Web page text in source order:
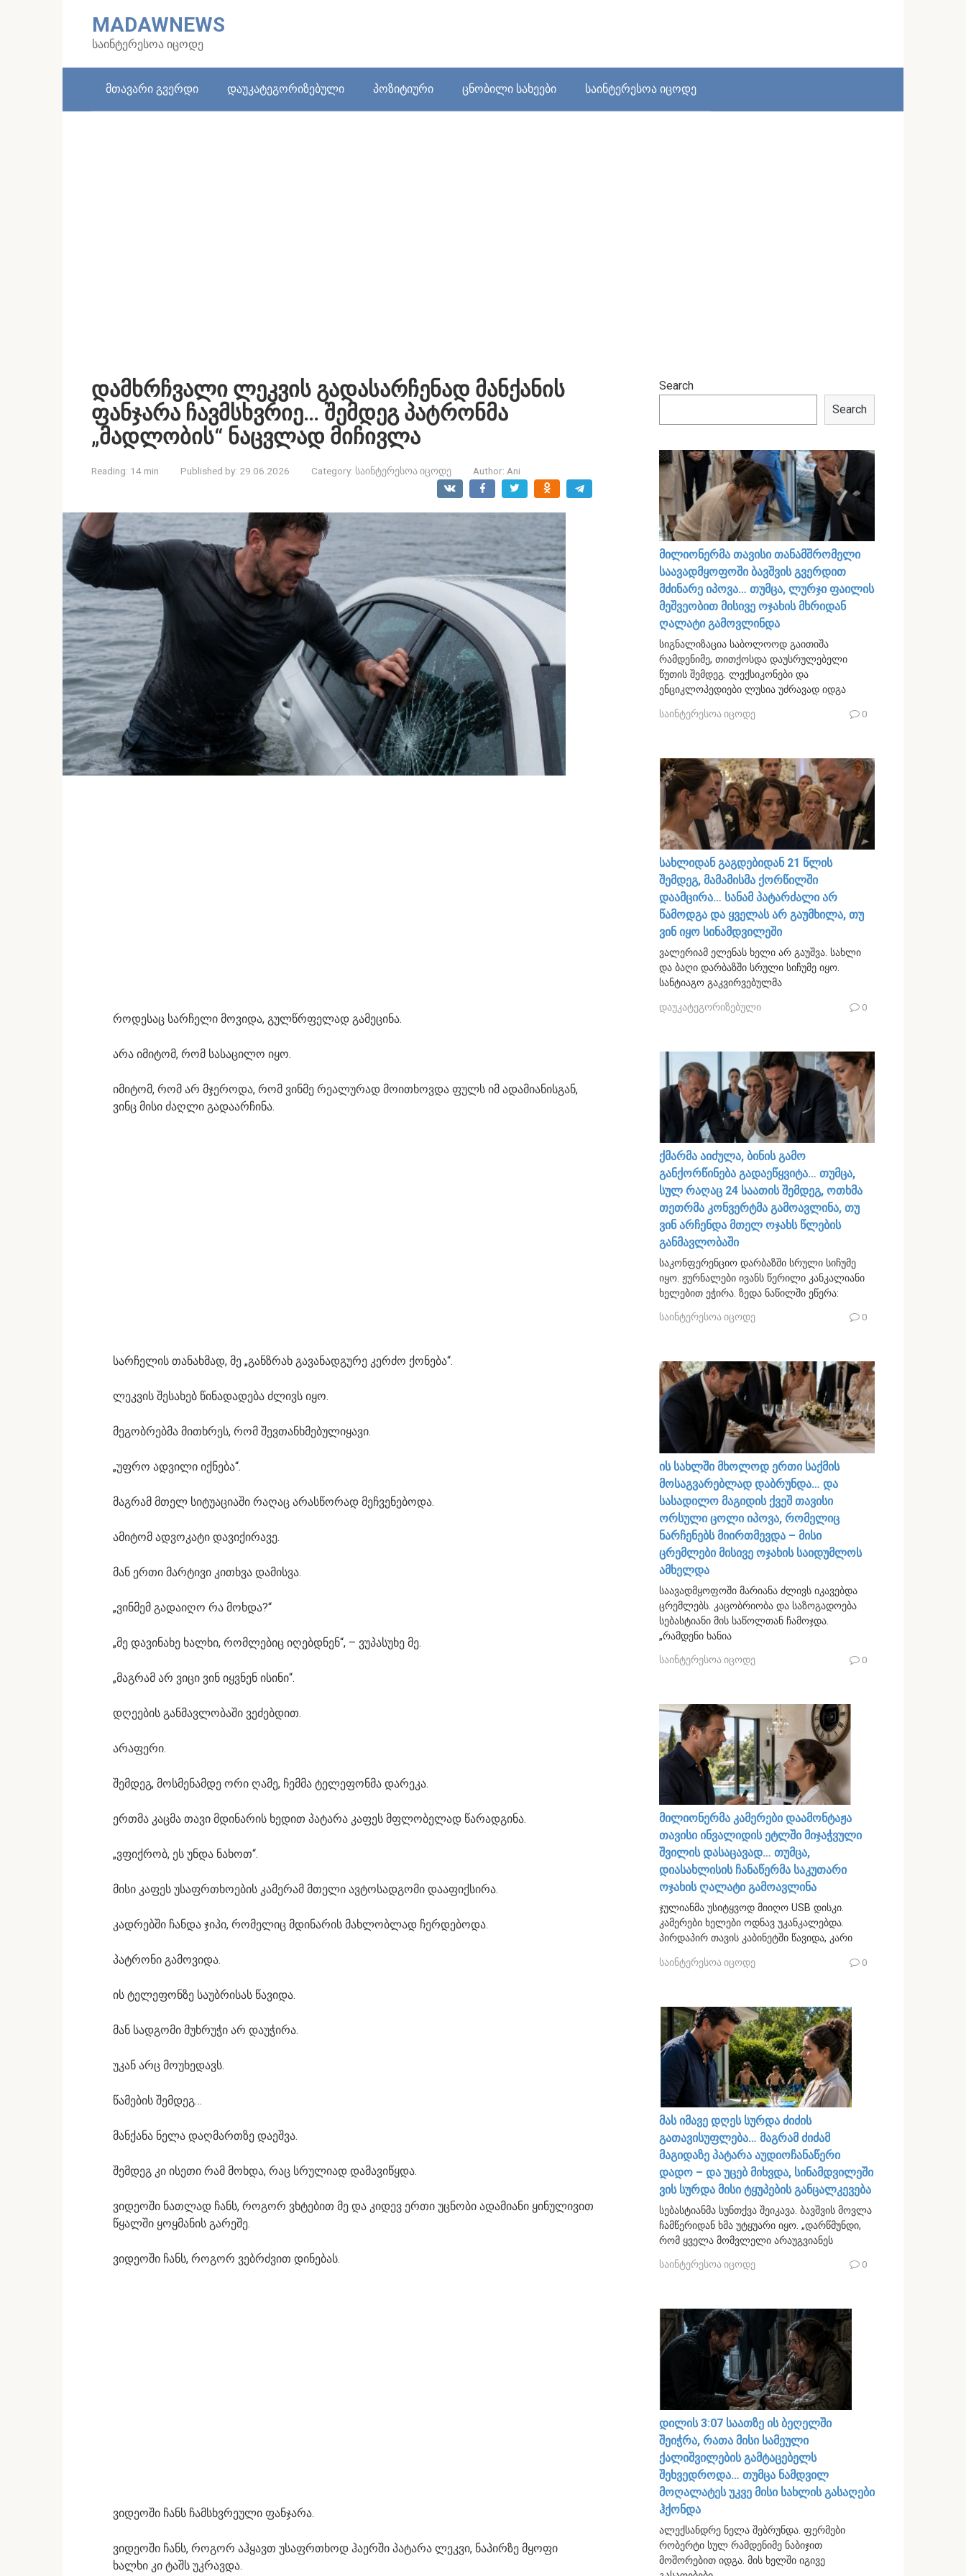
MADAWNEWS
საინტერესოა იცოდე
მთავარი გვერდი დაუკატეგორიზებული პოზიტიური ცნობილი სახეები საინტერესოა იცოდე
დამხრჩვალი ლეკვის გადასარჩენად მანქანის
ფანჯარა ჩავმსხვრიე… შემდეგ პატრონმა
„მადლობის“ ნაცვლად მიჩივლა
Reading: 14 min Published by: 29.06.2026 Category: საინტერესოა იცოდე Author: Ani
როდესაც სარჩელი მოვიდა, გულწრფელად გამეცინა.
არა იმიტომ, რომ სასაცილო იყო.
იმიტომ, რომ არ მჯეროდა, რომ ვინმე რეალურად მოითხოვდა ფულს იმ ადამიანისგან,
ვინც მისი ძაღლი გადაარჩინა.
სარჩელის თანახმად, მე „განზრახ გავანადგურე კერძო ქონება“.
ლეკვის შესახებ წინადადება ძლივს იყო.
მეგობრებმა მითხრეს, რომ შევთანხმებულიყავი.
„უფრო ადვილი იქნება“.
მაგრამ მთელ სიტუაციაში რაღაც არასწორად მეჩვენებოდა.
ამიტომ ადვოკატი დავიქირავე.
მან ერთი მარტივი კითხვა დამისვა.
„ვინმემ გადაიღო რა მოხდა?“
„მე დავინახე ხალხი, რომლებიც იღებდნენ“, – ვუპასუხე მე.
„მაგრამ არ ვიცი ვინ იყვნენ ისინი“.
დღეების განმავლობაში ვეძებდით.
არაფერი.
შემდეგ, მოსმენამდე ორი ღამე, ჩემმა ტელეფონმა დარეკა.
ერთმა კაცმა თავი მდინარის ხედით პატარა კაფეს მფლობელად წარადგინა.
„ვფიქრობ, ეს უნდა ნახოთ“.
მისი კაფეს უსაფრთხოების კამერამ მთელი ავტოსადგომი დააფიქსირა.
კადრებში ჩანდა ჯიპი, რომელიც მდინარის მახლობლად ჩერდებოდა.
პატრონი გამოვიდა.
ის ტელეფონზე საუბრისას წავიდა.
მან სადგომი მუხრუჭი არ დაუჭირა.
უკან არც მოუხედავს.
წამების შემდეგ…
მანქანა ნელა დაღმართზე დაეშვა.
შემდეგ კი ისეთი რამ მოხდა, რაც სრულიად დამავიწყდა.
ვიდეოში ნათლად ჩანს, როგორ ვხტებით მე და კიდევ ერთი უცნობი ადამიანი ყინულივით
წყალში ყოყმანის გარეშე.
ვიდეოში ჩანს, როგორ ვებრძვით დინებას.
ვიდეოში ჩანს ჩამსხვრეული ფანჯარა.
ვიდეოში ჩანს, როგორ აჰყავთ უსაფრთხოდ ჰაერში პატარა ლეკვი, ნაპირზე მყოფი
ხალხი კი ტაშს უკრავდა.
Search
Search
მილიონერმა თავისი თანამშრომელი
საავადმყოფოში ბავშვის გვერდით
მძინარე იპოვა… თუმცა, ლურჯი ფაილის
მეშვეობით მისივე ოჯახის მხრიდან
ღალატი გამოვლინდა
სიგნალიზაცია საბოლოოდ გაითიშა
რამდენიმე, თითქოსდა დაუსრულებელი
წუთის შემდეგ. ლექსიკონები და
ენციკლოპედიები ლუსია უძრავად იდგა
საინტერესოა იცოდე 0
სახლიდან გაგდებიდან 21 წლის
შემდეგ, მამამისმა ქორწილში
დაამცირა… სანამ პატარძალი არ
წამოდგა და ყველას არ გაუმხილა, თუ
ვინ იყო სინამდვილეში
ვალერიამ ელენას ხელი არ გაუშვა. სახლი
და ბაღი დარბაზში სრული სიჩუმე იყო.
სანტიაგო გაკვირვებულმა
დაუკატეგორიზებული 0
ქმარმა აიძულა, ბინის გამო
განქორწინება გადაეწყვიტა… თუმცა,
სულ რაღაც 24 საათის შემდეგ, ოთხმა
თეთრმა კონვერტმა გამოავლინა, თუ
ვინ არჩენდა მთელ ოჯახს წლების
განმავლობაში
საკონფერენციო დარბაზში სრული სიჩუმე
იყო. ჟურნალები ივანს წერილი კანკალიანი
ხელებით ეჭირა. ზედა ნაწილში ეწერა:
საინტერესოა იცოდე 0
ის სახლში მხოლოდ ერთი საქმის
მოსაგვარებლად დაბრუნდა… და
სასადილო მაგიდის ქვეშ თავისი
ორსული ცოლი იპოვა, რომელიც
ნარჩენებს მიირთმევდა – მისი
ცრემლები მისივე ოჯახის საიდუმლოს
ამხელდა
საავადმყოფოში მარიანა ძლივს იკავებდა
ცრემლებს. კაცობრიობა და საზოგადოება
სებასტიანი მის საწოლთან ჩამოჯდა.
„რამდენი ხანია
საინტერესოა იცოდე 0
მილიონერმა კამერები დაამონტაჟა
თავისი ინვალიდის ეტლში მიჯაჭვული
შვილის დასაცავად… თუმცა,
დიასახლისის ჩანაწერმა საკუთარი
ოჯახის ღალატი გამოავლინა
ჯულიანმა უსიტყვოდ მიიღო USB დისკი.
კამერები ხელები ოდნავ უკანკალებდა.
პირდაპირ თავის კაბინეტში წავიდა, კარი
საინტერესოა იცოდე 0
მას იმავე დღეს სურდა ძიძის
გათავისუფლება… მაგრამ ძიძამ
მაგიდაზე პატარა აუდიოჩანაწერი
დადო – და უცებ მიხვდა, სინამდვილეში
ვის სურდა მისი ტყუპების განცალკევება
სებასტიანმა სუნთქვა შეიკავა. ბავშვის მოვლა
ჩამწერიდან ხმა უტყუარი იყო. „დარწმუნდი,
რომ ყველა მომვლელი არაუგვიანეს
საინტერესოა იცოდე 0
დილის 3:07 საათზე ის ბეღელში
შეიჭრა, რათა მისი სამეული
ქალიშვილების გამტაცებელს
შეხვედროდა… თუმცა ნამდვილ
მოღალატეს უკვე მისი სახლის გასაღები
ჰქონდა
ალექსანდრე ნელა შებრუნდა. ფერმები
რობერტი სულ რამდენიმე ნაბიჯით
მოშორებით იდგა. მის ხელში იგივე